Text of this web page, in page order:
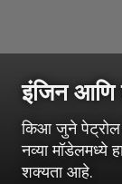
इंजिन आणि
किआ जुने पेट्रोल
नव्या मॉडेलमध्ये
शक्यता आहे.